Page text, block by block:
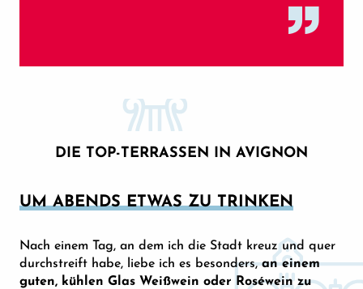
DIE TOP-TERRASSEN IN AVIGNON
UM ABENDS ETWAS ZU TRINKEN
Nach einem Tag, an dem ich die Stadt kreuz und quer
durchstreift habe, liebe ich es besonders,an einem
guten, kühlen Glas Weißwein oder Roséwein zu